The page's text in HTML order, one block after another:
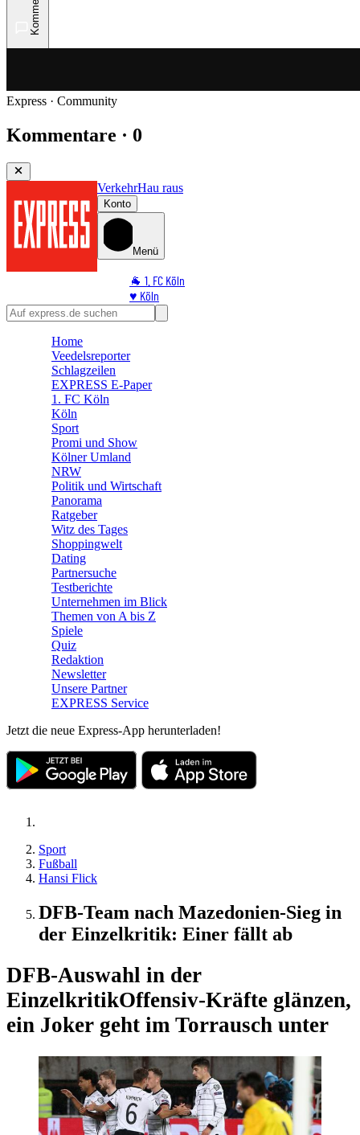
Express · Community
Kommentare · 0
VerkehrHau raus
Konto
Menü
🐐 1. FC Köln
♥️ Köln
⭐ Promi
🛒 Shoppingwelt
Home
Veedelsreporter
Schlagzeilen
EXPRESS E-Paper
1. FC Köln
Köln
Sport
Promi und Show
Kölner Umland
NRW
Politik und Wirtschaft
Panorama
Ratgeber
Witz des Tages
Shoppingwelt
Dating
Partnersuche
Testberichte
Unternehmen im Blick
Themen von A bis Z
Spiele
Quiz
Redaktion
Newsletter
Unsere Partner
EXPRESS Service
Jetzt die neue Express-App herunterladen!
Sport
Fußball
Hansi Flick
DFB-Team nach Mazedonien-Sieg in
der Einzelkritik: Einer fällt ab
DFB-Auswahl in der
EinzelkritikOffensiv-Kräfte glänzen,
ein Joker geht im Torrausch unter